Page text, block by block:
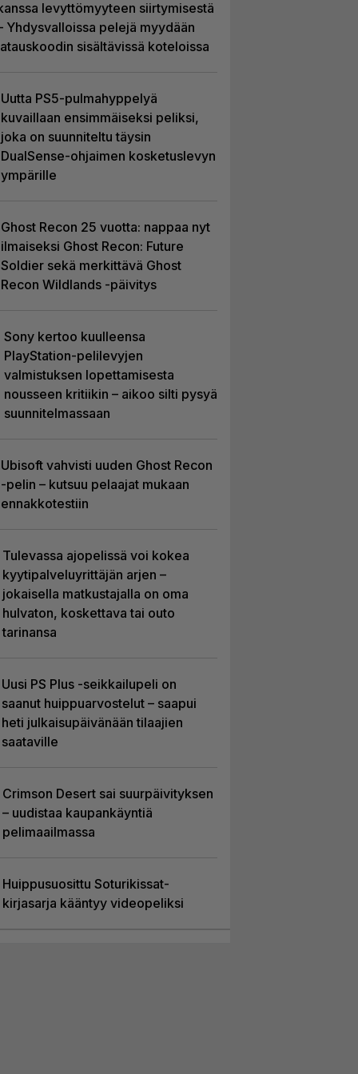
levyttömyyteen siirtymisestä
Yhdysvalloissa pelejä myydään
sisältävissä koteloissa
Uutta PS5-pulmahyppelyä
kuvaillaan ensimmäiseksi peliksi,
joka on suunniteltu täysin
DualSense-ohjaimen kosketuslevyn
ympärille
Ghost Recon 25 vuotta: nappaa nyt
ilmaiseksi Ghost Recon: Future
Soldier sekä merkittävä Ghost
Recon Wildlands -päivitys
Sony kertoo kuulleensa
PlayStation-pelilevyjen
valmistuksen lopettamisesta
nousseen kritiikin – aikoo silti pysyä
suunnitelmassaan
Ubisoft vahvisti uuden Ghost Recon
-pelin – kutsuu pelaajat mukaan
ennakkotestiin
Tulevassa ajopelissä voi kokea
kyytipalveluyrittäjän arjen –
jokaisella matkustajalla on oma
hulvaton, koskettava tai outo
tarinansa
Uusi PS Plus -seikkailupeli on
saanut huippuarvostelut – saapui
heti julkaisupäivänään tilaajien
saataville
Crimson Desert sai suurpäivityksen
– uudistaa kaupankäyntiä
pelimaailmassa
Huippusuosittu Soturikissat-
kirjasarja kääntyy videopeliksi